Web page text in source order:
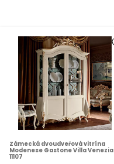
Zámecká dvoudveřová vitrína
Modenese Gastone Villa Venezia
11107